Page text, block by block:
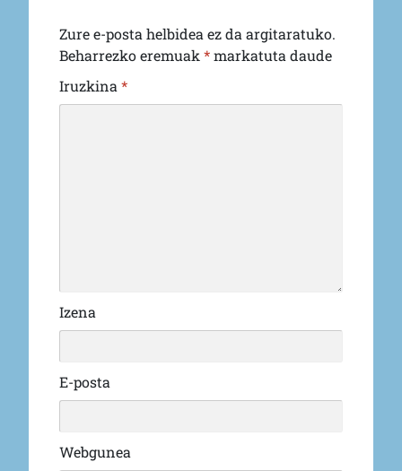
Zure e-posta helbidea ez da argitaratuko.
Beharrezko eremuak *markatuta daude
Iruzkina *
Izena
E-posta
Webgunea